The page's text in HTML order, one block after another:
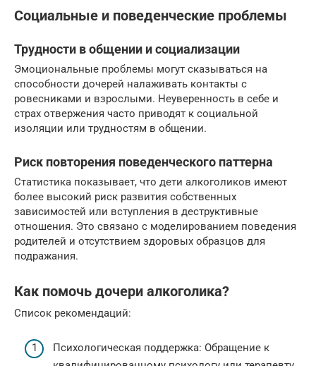
Социальные и поведенческие проблемы
Трудности в общении и социализации
Эмоциональные проблемы могут сказываться на
способности дочерей налаживать контакты с
ровесниками и взрослыми. Неуверенность в себе и
страх отвержения часто приводят к социальной
изоляции или трудностям в общении.
Риск повторения поведенческого паттерна
Статистика показывает, что дети алкоголиков имеют
более высокий риск развития собственных
зависимостей или вступления в деструктивные
отношения. Это связано с моделированием поведения
родителей и отсутствием здоровых образцов для
подражания.
Как помочь дочери алкоголика?
Список рекомендаций:
Психологическая поддержка: Обращение к